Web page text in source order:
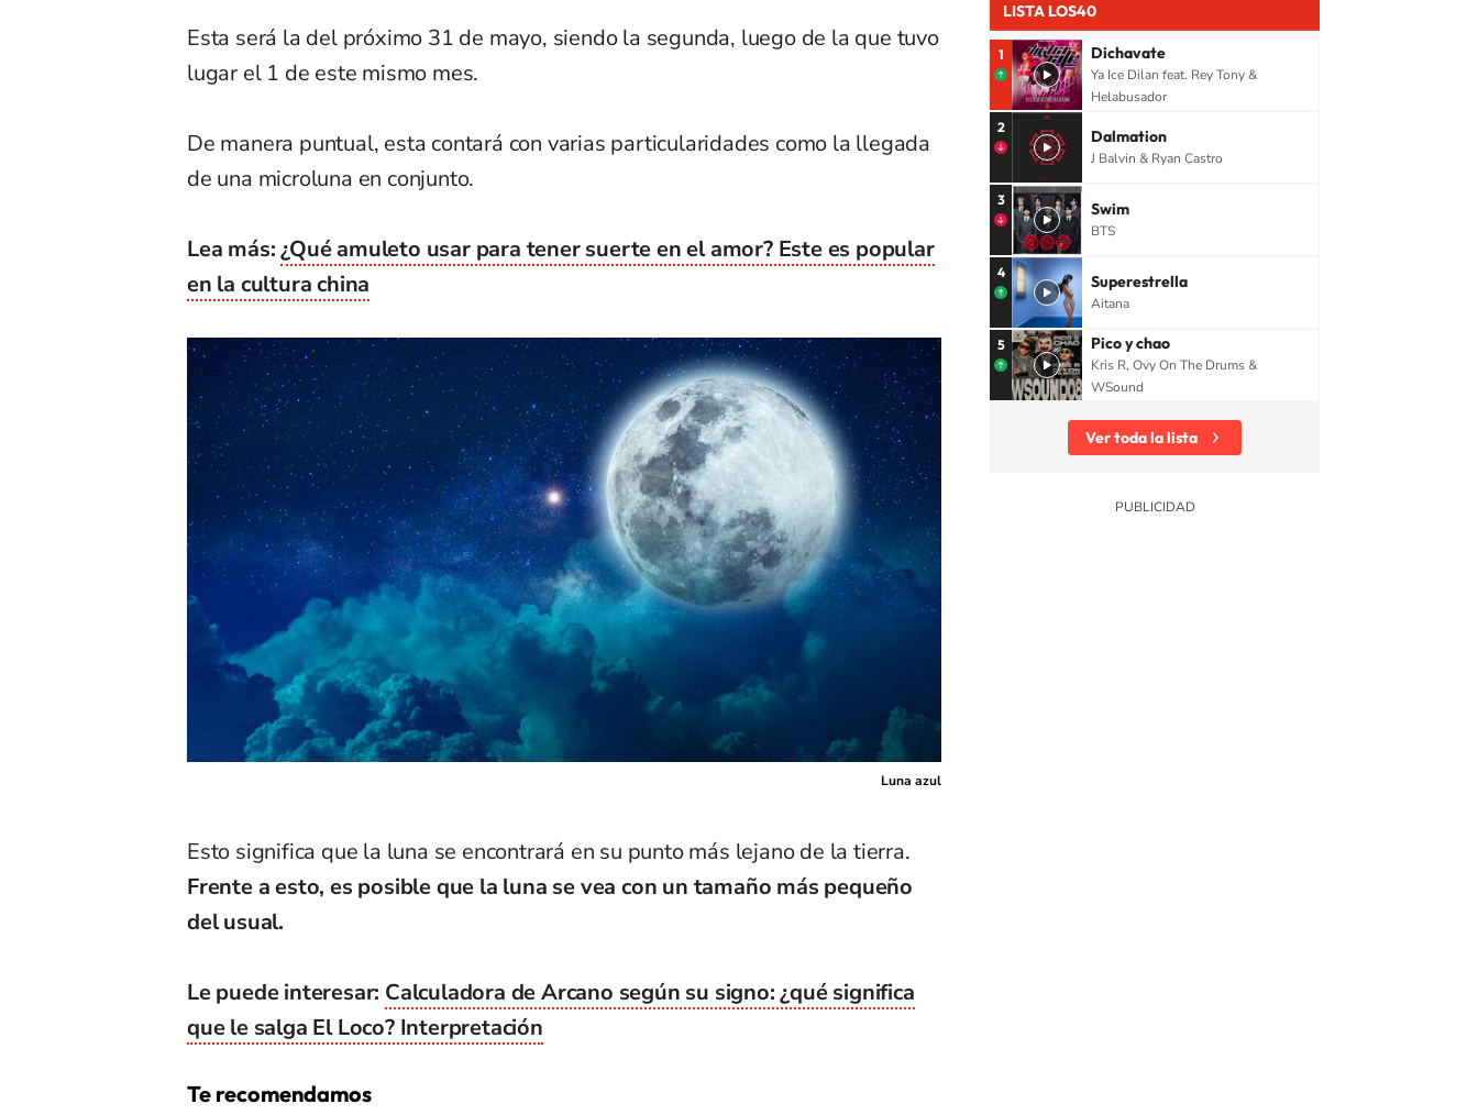
Esta será la del próximo 31 de mayo, siendo la segunda, luego de la que tuvo
lugar el 1 de este mismo mes.
De manera puntual, esta contará con varias particularidades como la llegada
de una microluna en conjunto.
Lea más:¿Qué amuleto usar para tener suerte en el amor? Este es popular
en la cultura china
Luna azul
Esto significa que la luna se encontrará en su punto más lejano de la tierra.
Frente a esto, es posible que la luna se vea con un tamaño más pequeño
del usual.
Le puede interesar: Calculadora de Arcano según su signo: ¿qué significa
que le salga El Loco? Interpretación
Te recomendamos
LISTA LOS40
1 Dichavate
Ya Ice Dilan feat. Rey Tony &
Helabusador
2 Dalmation
J Balvin & Ryan Castro
3 Swim
BTS
4 Superestrella
Aitana
5 Pico y chao
Kris R, Ovy On The Drums &
WSound
Ver toda la lista